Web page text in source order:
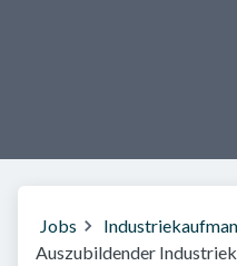
Jobs
Auszubildender